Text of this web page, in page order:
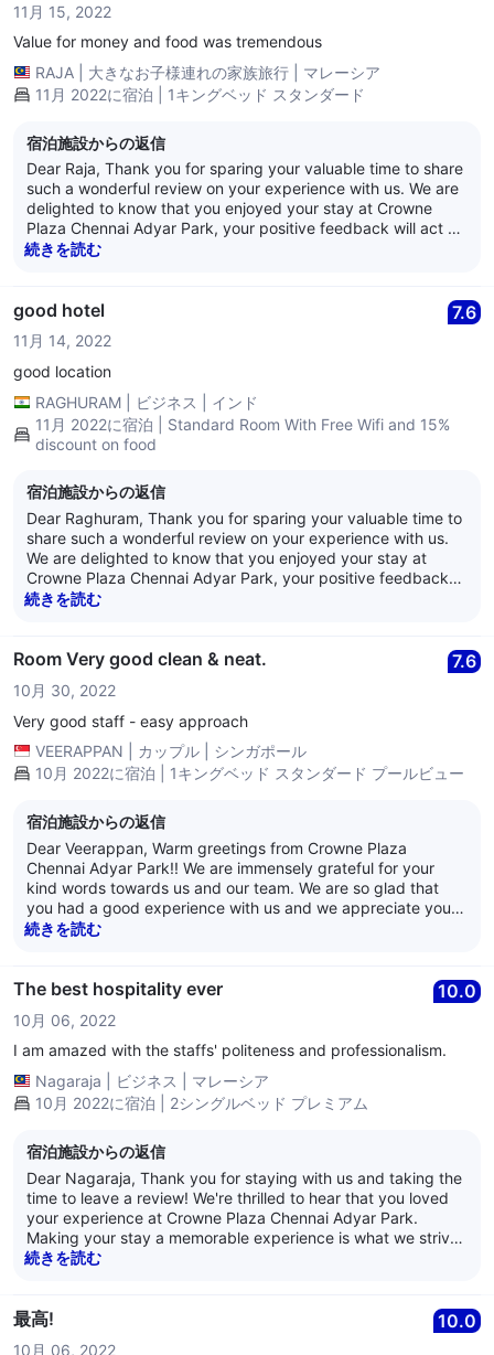
review and we look forward to welcome you soon again at
the Crowne Plaza Chennai Adyar Park. Best Regards, Anand
11月 15, 2022
Value for money and food was tremendous
RAJA
大きなお子様連れの家族旅行
マレーシア
11月 2022に宿泊 | 1キングベッド スタンダード
宿泊施設からの返信
Dear Raja, Thank you for sparing your valuable time to share
such a wonderful review on your experience with us. We are
delighted to know that you enjoyed your stay at Crowne
Plaza Chennai Adyar Park, your positive feedback will act as
source of inspiration for us. Your kind words towards our
are glad to hear that you enjoyed your breakfast and food.
We would once again like to thank you for the review and we
look forward to welcome you soon again at the Crowne Plaza
Chennai Adyar Park. Best Regards, Anand Nair General
続きを読む
good hotel 7.6
11月 14, 2022
good location
RAGHURAM
ビジネス
インド
11月 2022に宿泊 | Standard Room With Free Wifi and 15%
discount on food
宿泊施設からの返信
Dear Raghuram, Thank you for sparing your valuable time to
share such a wonderful review on your experience with us.
We are delighted to know that you enjoyed your stay at
Crowne Plaza Chennai Adyar Park, your positive feedback
will act as source of inspiration for us. Your kind words
always. We are glad to hear that you enjoyed your breakfast
review and we look forward to welcome you soon again at
the Crowne Plaza Chennai Adyar Park. Best Regards, Anand
Nair General Manager Crowne Plaza Chennai Adyar Park
続きを読む
Room Very good clean & neat. 7.6
10月 30, 2022
Very good staff - easy approach
VEERAPPAN
カップル
シンガポール
10月 2022に宿泊 | 1キングベッド スタンダード プールビュー
宿泊施設からの返信
Dear Veerappan, Warm greetings from Crowne Plaza
Chennai Adyar Park!! We are immensely grateful for your
kind words towards us and our team. We are so glad that
you had a good experience with us and we appreciate you
taking the time out to review us. Crowne Plaza Chennai
satisfactory services to you. We eagerly look forward to
Anand Nair General Manager Crowne Plaza Chennai Adyar
Park
続きを読む
The best hospitality ever 10.0
10月 06, 2022
I am amazed with the staffs' politeness and professionalism.
Nagaraja
ビジネス
マレーシア
10月 2022に宿泊 | 2シングルベッド プレミアム
宿泊施設からの返信
Dear Nagaraja, Thank you for staying with us and taking the
time to leave a review! We're thrilled to hear that you loved
your experience at Crowne Plaza Chennai Adyar Park.
Making your stay a memorable experience is what we strive
to do and what keeps us going. We are glad to hear that you
experience and we are delighted that we were able to do so.
Your words motivate our team members to keep performing
続きを読む
最高! 10.0
10月 06, 2022